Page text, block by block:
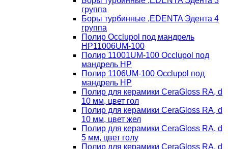
группа
Боры турбинные ,EDENTA Эдента 4
группа
Полир Occlupol под мандрель
HP11006UM-100
Полир 11001UM-100 Occlupol под
мандрель HP
Полир 1106UM-100 Occlupol под
мандрель HP
Полир для керамики CeraGloss RA, d
10 мм, цвет гол
Полир для керамики CeraGloss RA, d
10 мм, цвет жел
Полир для керамики CeraGloss RA, d
5 мм, цвет голу
Полир для керамики CeraGloss RA, d